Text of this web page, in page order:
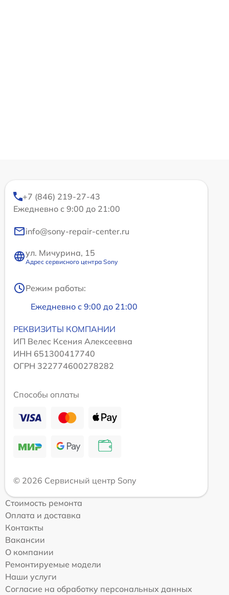
+7 (846) 219-27-43
Ежедневно с 9:00 до 21:00
info@sony-repair-center.ru
ул. Мичурина, 15
Адрес сервисного центра Sony
Режим работы:
Ежедневно с 9:00 до 21:00
РЕКВИЗИТЫ КОМПАНИИ
ИП Велес Ксения Алексеевна
ИНН 651300417740
ОГРН 322774600278282
Способы оплаты
© 2026 Сервисный центр Sony
Стоимость ремонта
Оплата и доставка
Контакты
Вакансии
О компании
Ремонтируемые модели
Наши услуги
Согласие на обработку персональных данных